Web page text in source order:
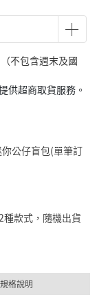
不包含週末及國
供超商取貨服務。
公仔盲包(單筆訂
款式，隨機出貨
規格說明